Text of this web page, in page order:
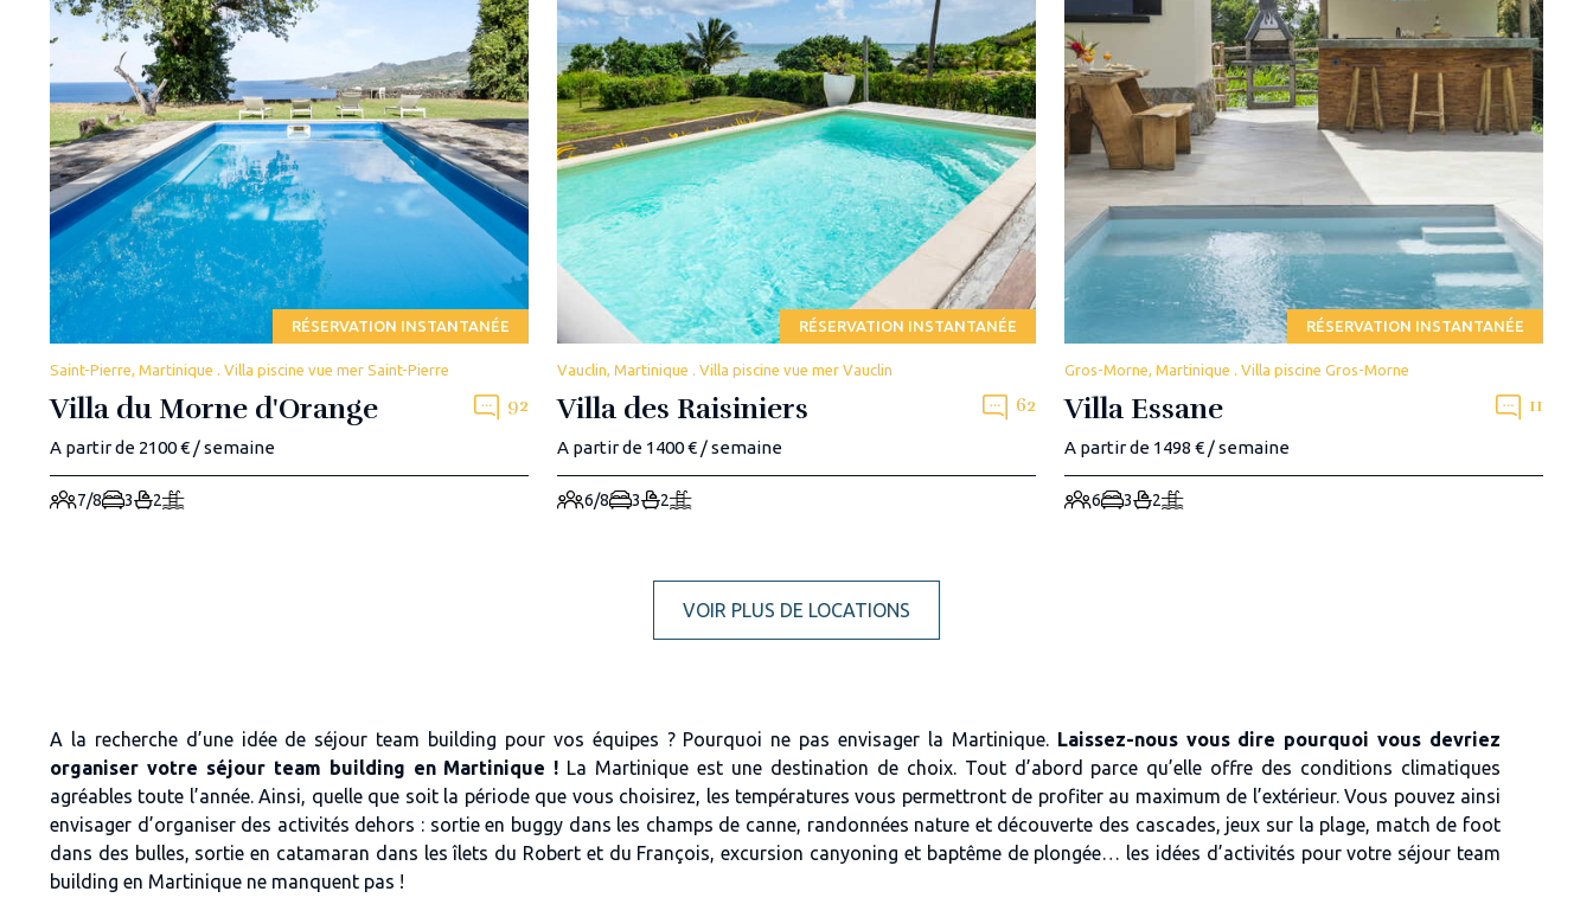
RÉSERVATION INSTANTANÉE
Saint-Pierre, Martinique . Villa piscine vue mer Saint-Pierre
Villa du Morne d'Orange 92
A partir de 2100 € / semaine
7/8 3 2
RÉSERVATION INSTANTANÉE
Vauclin, Martinique . Villa piscine vue mer Vauclin
Villa des Raisiniers 62
A partir de 1400 € / semaine
6/8 3 2
RÉSERVATION INSTANTANÉE
Gros-Morne, Martinique . Villa piscine Gros-Morne
Villa Essane 11
A partir de 1498 € / semaine
6 3 2
VOIR PLUS DE LOCATIONS
A la recherche d’une idée de séjour team building pour vos équipes ? Pourquoi ne pas envisager la Martinique. Laissez-nous vous dire pourquoi vous devriez
organiser votre séjour team building en Martinique ! La Martinique est une destination de choix. Tout d’abord parce qu’elle offre des conditions climatiques
agréables toute l’année. Ainsi, quelle que soit la période que vous choisirez, les températures vous permettront de profiter au maximum de l’extérieur. Vous pouvez ainsi
envisager d’organiser des activités dehors : sortie en buggy dans les champs de canne, randonnées nature et découverte des cascades, jeux sur la plage, match de foot
dans des bulles, sortie en catamaran dans les îlets du Robert et du François, excursion canyoning et baptême de plongée… les idées d’activités pour votre séjour team
building en Martinique ne manquent pas !